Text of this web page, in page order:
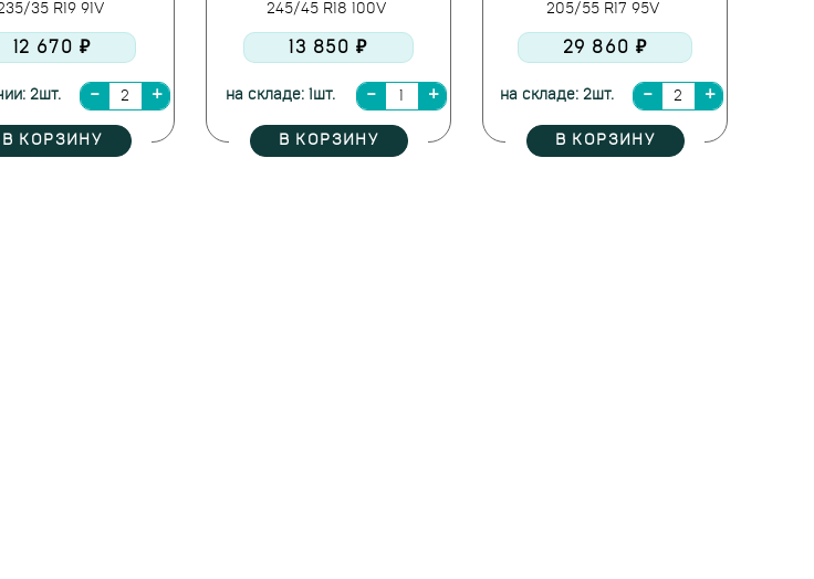
35 R19 91V
12 670 ₽
2шт.
В КОРЗИНУ
245/45 R18 100V
13 850 ₽
на складе: 1шт.
В КОРЗИНУ
205/55 R17 95V
29 860 ₽
на складе: 2шт.
В КОРЗИНУ